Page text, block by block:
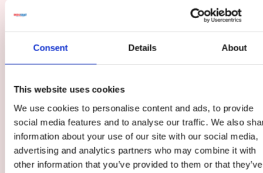
Consent Details About
This website uses cookies
We use cookies to personalise content and ads, to provide
social media features and to analyse our traffic. We also
information about your use of our site with our social media,
advertising and analytics partners who may combine it with
other information that you’ve provided to them or that they’ve